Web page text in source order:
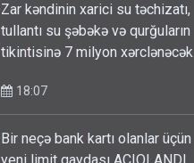
Zar kəndinin xarici su təchizatı,
tullantı su şəbəkə və qurğuların
tikintisinə 7 milyon xərclənəcək
18:07
Bir neçə bank kartı olanlar üçün